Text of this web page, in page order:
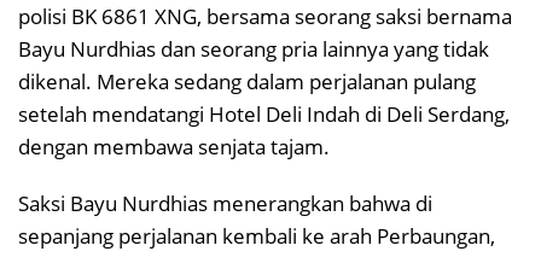
polisi BK 6861 XNG, bersama seorang saksi bernama
Bayu Nurdhias dan seorang pria lainnya yang tidak
dikenal. Mereka sedang dalam perjalanan pulang
setelah mendatangi Hotel Deli Indah di Deli Serdang,
dengan membawa senjata tajam.
Saksi Bayu Nurdhias menerangkan bahwa di
sepanjang perjalanan kembali ke arah Perbaungan,